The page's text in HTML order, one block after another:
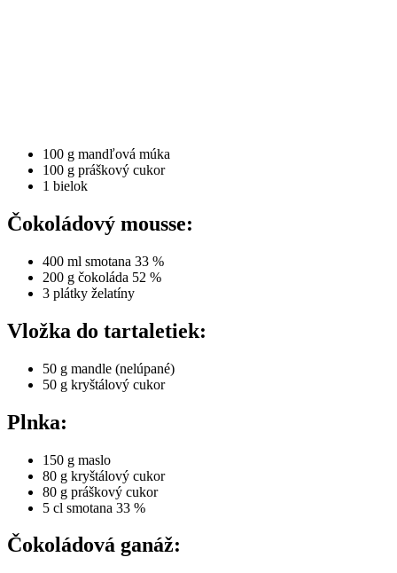
100 g mandľová múka
100 g práškový cukor
1 bielok
Čokoládový mousse:
400 ml smotana 33 %
200 g čokoláda 52 %
3 plátky želatíny
Vložka do tartaletiek:
50 g mandle (nelúpané)
50 g kryštálový cukor
Plnka:
150 g maslo
80 g kryštálový cukor
80 g práškový cukor
5 cl smotana 33 %
Čokoládová ganáž: